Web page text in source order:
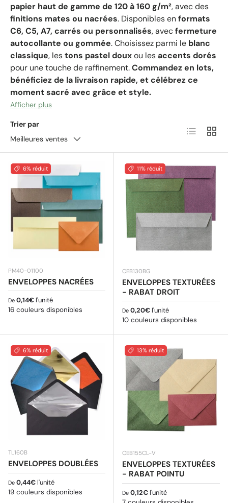
papier haut de gamme de 120 à 160 g/m², avec des
finitions mates ou nacrées. Disponibles enformats
C6, C5, A7, carrés ou personnalisés, avecfermeture
autocollante ou gommée. Choisissez parmi le blanc
classique, lestons pastel douxou lesaccents dorés
pour une touche de raffinement.Commandez en lots,
bénéficiez de la livraison rapide, et célébrez ce
moment sacré avec grâce et style.
Afficher plus
Trier par
Meilleures ventes
Liste Grille
6% réduit
PM40-01100
ENVELOPPES NACRÉES
Prix habituel
De 0,14€ l'unité
16 couleurs disponibles
11% réduit
CEB130BG
ENVELOPPES TEXTURÉES
- RABAT DROIT
Prix habituel
De 0,20€ l'unité
10 couleurs disponibles
6% réduit
TL160B
ENVELOPPES DOUBLÉES
Prix habituel
De 0,44€ l'unité
19 couleurs disponibles
13% réduit
CEB155CL-V
ENVELOPPES TEXTURÉES
- RABAT POINTU
Prix habituel
De 0,12€ l'unité